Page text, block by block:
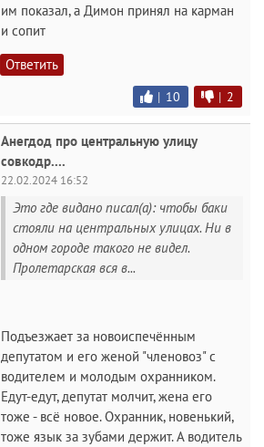
им показал, а Димон принял на карман
и сопит
Ответить
| 10 | 2
Анегдод про центральную улицу
совкодр....
22.02.2024 16:52
Это где видано писал(а): чтобы баки
стояли на центральных улицах. Ни в
одном городе такого не видел.
Пролетарская вся в...
Подъезжает за новоиспечённым
депутатом и его женой "членовоз" с
водителем и молодым охранником.
Едут-едут, депутат молчит, жена его
тоже - всё новое. Охранник, новенький,
тоже язык за зубами держит. А водитель